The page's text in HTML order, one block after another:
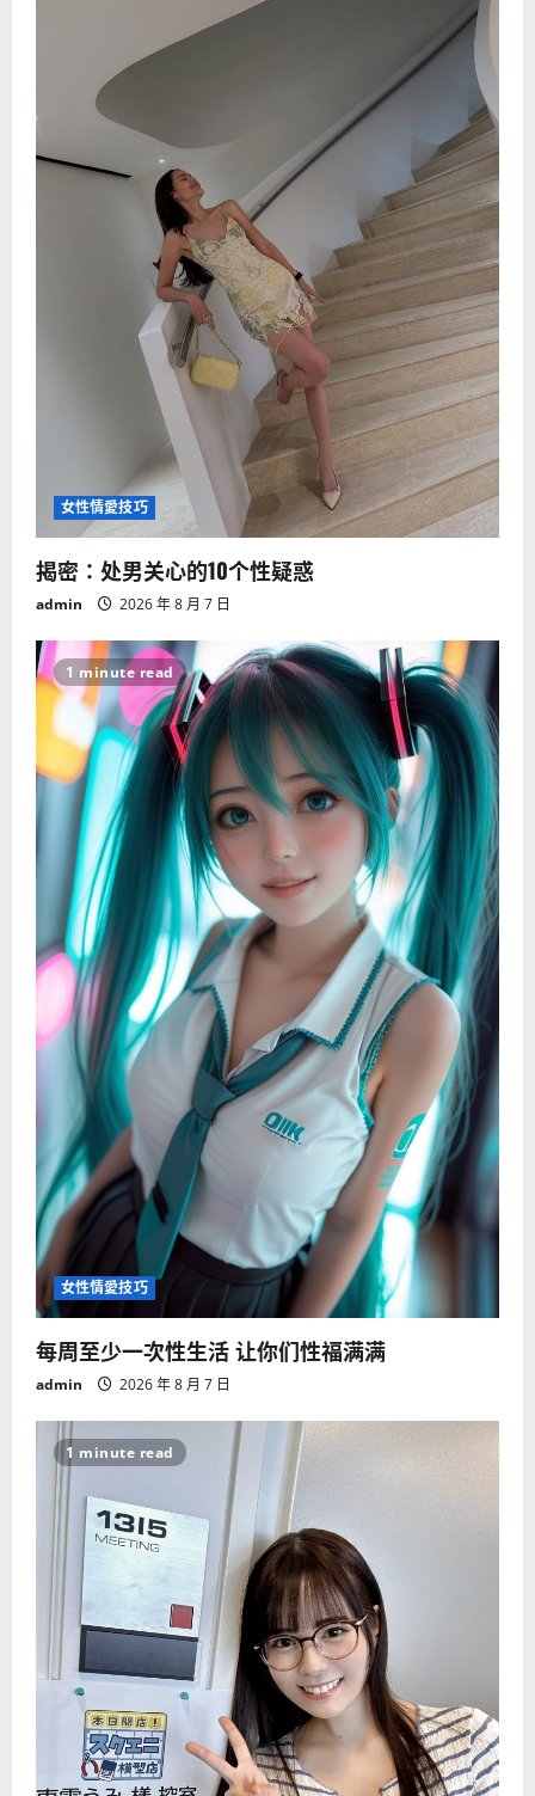
女性情愛技巧
揭密：处男关心的10个性疑惑
admin 2026 年 8 月 7 日
1 minute read
女性情愛技巧
每周至少一次性生活 让你们性福满满
admin 2026 年 8 月 7 日
1 minute read